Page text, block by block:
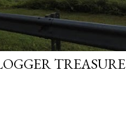
TREASURE